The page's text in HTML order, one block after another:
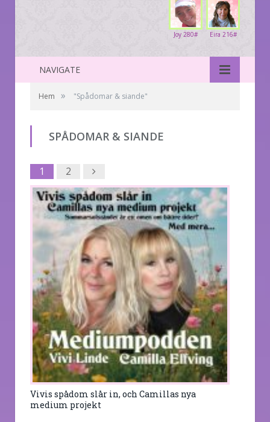
Eira 216#
Joy 280#
NAVIGATE
Hem » "Spådomar & siande"
SPÅDOMAR & SIANDE
1 2 Next
Vivis spådom slår in, och Camillas nya
medium projekt